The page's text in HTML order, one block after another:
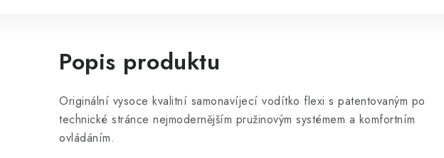
Popis produktu
Originální vysoce kvalitní samonavíjecí vodítko flexi s patentovaným po
technické stránce nejmodernějším pružinovým systémem a komfortním
ovládáním.